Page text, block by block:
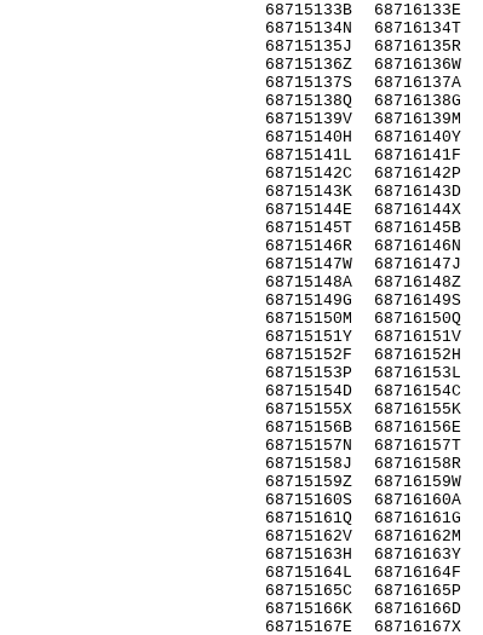
68715133B
68715134N
68715135J
68715136Z
68715137S
68715138Q
68715139V
68715140H
68715141L
68715142C
68715143K
68715144E
68715145T
68715146R
68715147W
68715148A
68715149G
68715150M
68715151Y
68715152F
68715153P
68715154D
68715155X
68715156B
68715157N
68715158J
68715159Z
68715160S
68715161Q
68715162V
68715163H
68715164L
68715165C
68715166K
68715167E
68716133E
68716134T
68716135R
68716136W
68716137A
68716138G
68716139M
68716140Y
68716141F
68716142P
68716143D
68716144X
68716145B
68716146N
68716147J
68716148Z
68716149S
68716150Q
68716151V
68716152H
68716153L
68716154C
68716155K
68716156E
68716157T
68716158R
68716159W
68716160A
68716161G
68716162M
68716163Y
68716164F
68716165P
68716166D
68716167X